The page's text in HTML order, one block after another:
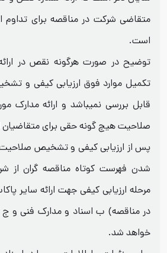
متقاضی شرکت در مناقصه برای تداوم
است.
توضیح در صورت هرگونه نقص در
تکمیل موارد فوق ارزیابی کیفی و
قابل بررسی نمیباشد و ارائه مدارک
صلاحیت هیچ گونه حقی برای متقاضیان
پس از ارزیابی کیفی و تشخیص
شدن فهرست کوتاه مناقصه گران از
مرحله ارزیابی کیفی جهت ارائه سایر
در مناقصه) ب اسناد و مدارک فنی و
خواهد شد.